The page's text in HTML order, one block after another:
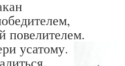
повелителем.
усатому.